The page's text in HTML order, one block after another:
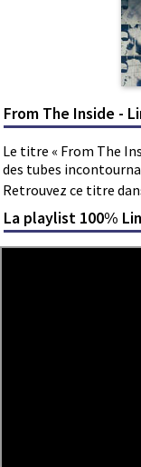
From The Inside -
Le titre « From The
des tubes
Retrouvez ce titre
La playlist 100%